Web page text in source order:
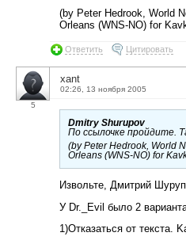
(by Peter Hedrook, World
Orleans (WNS-NO) for
Ответить Цитировать
5
xant
02:26, 13 ноября 2005
Dmitry Shurupov
По ссылочке пройдите.
(by Peter Hedrook, World
Orleans (WNS-NO) for
Извольте, Дмитрий
У Dr._Evil было 2
1)Отказаться от текста.